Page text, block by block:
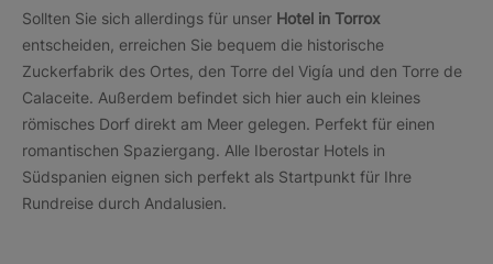
Sollten Sie sich allerdings für unser Hotel in Torrox
entscheiden, erreichen Sie bequem die historische
Zuckerfabrik des Ortes, den Torre del Vigía und den Torre de
Calaceite. Außerdem befindet sich hier auch ein kleines
römisches Dorf direkt am Meer gelegen. Perfekt für einen
romantischen Spaziergang. Alle Iberostar Hotels in
Südspanien eignen sich perfekt als Startpunkt für Ihre
Rundreise durch Andalusien.